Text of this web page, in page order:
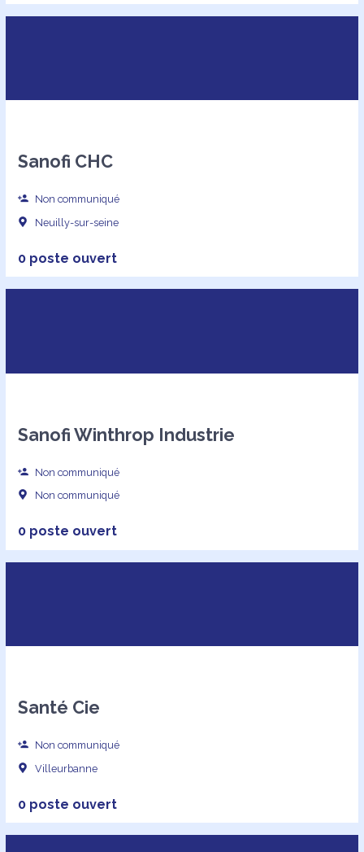
Sanofi CHC
Non communiqué
Neuilly-sur-seine
0 poste ouvert
Sanofi Winthrop Industrie
Non communiqué
Non communiqué
0 poste ouvert
Santé Cie
Non communiqué
Villeurbanne
0 poste ouvert